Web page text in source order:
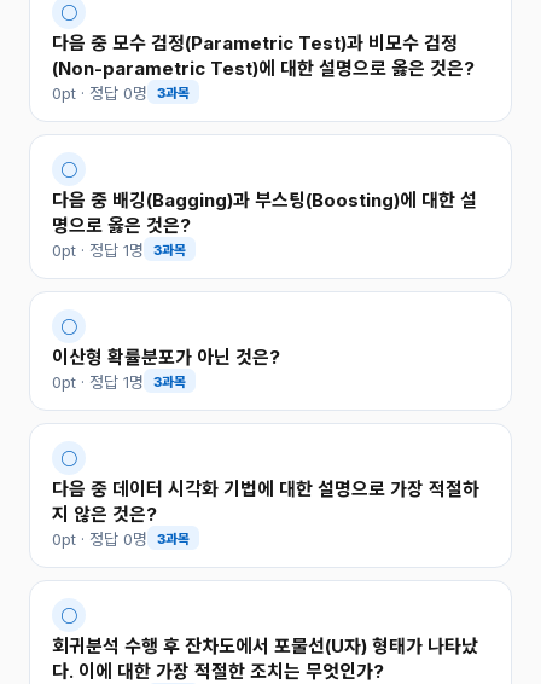
○
다음 중 모수 검정(Parametric Test)과 비모수 검정
(Non-parametric Test)에 대한 설명으로 옳은 것은?
0pt · 정답 0명 3과목
○
다음 중 배깅(Bagging)과 부스팅(Boosting)에 대한 설
명으로 옳은 것은?
0pt · 정답 1명 3과목
○
이산형 확률분포가 아닌 것은?
0pt · 정답 1명 3과목
○
다음 중 데이터 시각화 기법에 대한 설명으로 가장 적절하
지 않은 것은?
0pt · 정답 0명 3과목
○
회귀분석 수행 후 잔차도에서 포물선(U자) 형태가 나타났
다. 이에 대한 가장 적절한 조치는 무엇인가?